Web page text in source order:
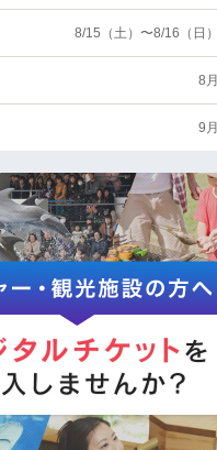
8/15（土）〜8/16（日）
8月
9月